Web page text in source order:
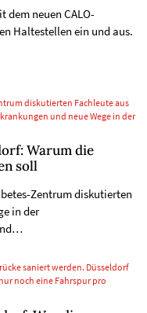
dem neuen CALO-
Haltestellen ein und aus.
diskutierten Fachleute aus
und neue Wege in der
Warum die
soll
Zentrum diskutierten
in der
saniert werden. Düsseldorf
noch eine Fahrspur pro